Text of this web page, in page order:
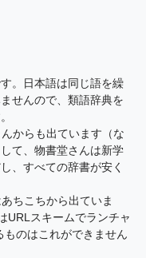
。日本語は同じ語を繰
せんので、類語辞典を
からも出ています（な
て、物書堂さんは新学
、すべての辞書が安く
ちこちから出ていま
URLスキームでランチャ
のはこれができません